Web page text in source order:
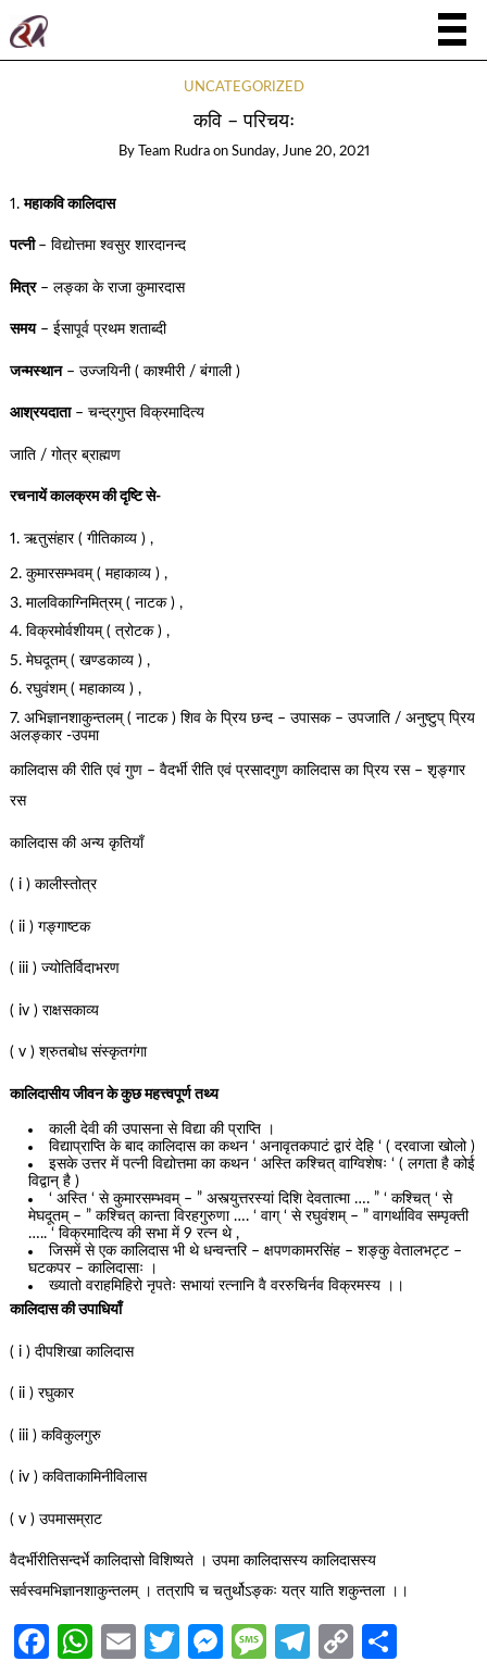
UNCATEGORIZED
कवि – परिचयः
By Team Rudra on Sunday, June 20, 2021
1.महाकवि कालिदास
पत्नी – विद्योत्तमा श्वसुर शारदानन्द
मित्र– लङ्का के राजा कुमारदास
समय– ईसापूर्व प्रथम शताब्दी
जन्मस्थान– उज्जयिनी ( काश्मीरी / बंगाली )
आश्रयदाता– चन्द्रगुप्त विक्रमादित्य
जाति / गोत्र ब्राह्मण
रचनायें कालक्रम की दृष्टि से-
1. ऋतुसंहार ( गीतिकाव्य ) ,
2. कुमारसम्भवम् ( महाकाव्य ) ,
3. मालविकाग्निमित्रम् ( नाटक ) ,
4. विक्रमोर्वशीयम् ( त्रोटक ) ,
5. मेघदूतम् ( खण्डकाव्य ) ,
6. रघुवंशम् ( महाकाव्य ) ,
7. अभिज्ञानशाकुन्तलम् ( नाटक ) शिव के प्रिय छन्द – उपासक – उपजाति / अनुष्टुप् प्रिय
अलङ्कार -उपमा
कालिदास की रीति एवं गुण – वैदर्भी रीति एवं प्रसादगुण कालिदास का प्रिय रस – शृङ्गार
रस
कालिदास की अन्य कृतियाँ
( i ) कालीस्तोत्र
( ii ) गङ्गाष्टक
( iii ) ज्योतिर्विदाभरण
( iv ) राक्षसकाव्य
( v ) श्रुतबोध संस्कृतगंगा
कालिदासीय जीवन के कुछ महत्त्वपूर्ण तथ्य
काली देवी की उपासना से विद्या की प्राप्ति ।
विद्याप्राप्ति के बाद कालिदास का कथन ‘ अनावृतकपाटं द्वारं देहि ‘ ( दरवाजा खोलो )
इसके उत्तर में पत्नी विद्योत्तमा का कथन ‘ अस्ति कश्चित् वाग्विशेषः ‘ ( लगता है कोई
विद्वान् है )
‘ अस्ति ‘ से कुमारसम्भवम् – ” अस्त्युत्तरस्यां दिशि देवतात्मा …. ” ‘ कश्चित् ‘ से
मेघदूतम् – ” कश्चित् कान्ता विरहगुरुणा …. ‘ वाग् ‘ से रघुवंशम् – ” वागर्थाविव सम्पृक्ती
….. ‘ विक्रमादित्य की सभा में 9 रत्न थे ,
जिसमें से एक कालिदास भी थे धन्वन्तरि – क्षपणकामरसिंह – शङ्कु वेतालभट्ट –
घटकपर – कालिदासाः ।
ख्यातो वराहमिहिरो नृपतेः सभायां रत्नानि वै वररुचिर्नव विक्रमस्य ।।
कालिदास की उपाधियाँ
( i ) दीपशिखा कालिदास
( ii ) रघुकार
( iii ) कविकुलगुरु
( iv ) कविताकामिनीविलास
( v ) उपमासम्राट
वैदर्भीरीतिसन्दर्भे कालिदासो विशिष्यते । उपमा कालिदासस्य कालिदासस्य
सर्वस्वमभिज्ञानशाकुन्तलम् । तत्रापि च चतुर्थोऽङ्कः यत्र याति शकुन्तला ।।
Facebook
WhatsApp
EmailTwitter
Messenger
Message
Telegram
Copy